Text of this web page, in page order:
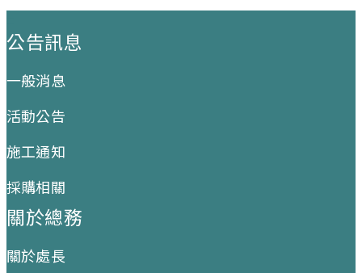
公告訊息
一般消息
活動公告
施工通知
採購相關
關於總務
關於處長